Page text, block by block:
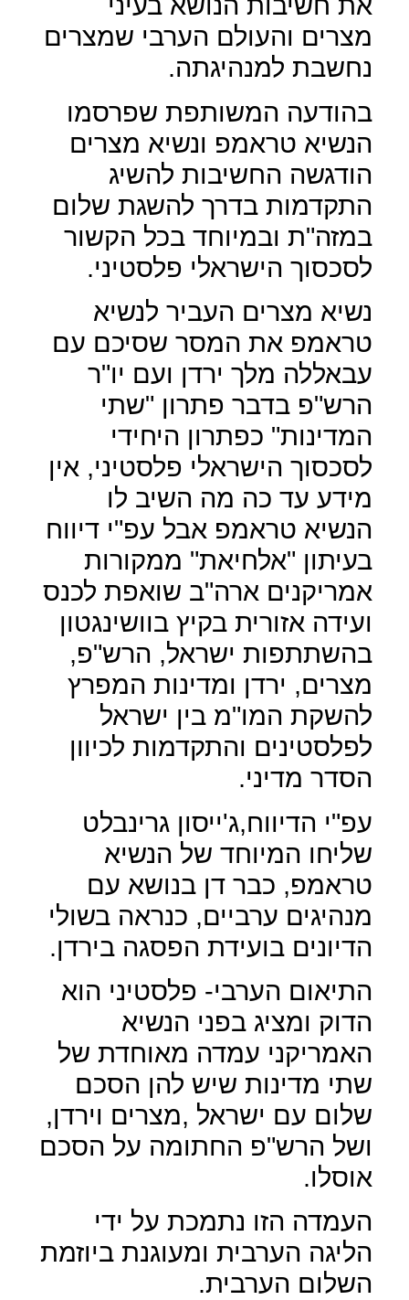
מצרים והעולם הערבי שמצרים
נחשבת למנהיגתה.
בהודעה המשותפת שפרסמו
הנשיא טראמפ ונשיא מצרים
הודגשה החשיבות להשיג
התקדמות בדרך להשגת שלום
במזה"ת ובמיוחד בכל הקשור
לסכסוך הישראלי פלסטיני.
נשיא מצרים העביר לנשיא
טראמפ את המסר שסיכם עם
עבאללה מלך ירדן ועם יו"ר
הרש"פ בדבר פתרון "שתי
המדינות" כפתרון היחידי
לסכסוך הישראלי פלסטיני, אין
מידע עד כה מה השיב לו
הנשיא טראמפ אבל עפ"י דיווח
בעיתון "אלחיאת" ממקורות
אמריקנים ארה"ב שואפת לכנס
ועידה אזורית בקיץ בוושינגטון
בהשתתפות ישראל, הרש"פ,
מצרים, ירדן ומדינות המפרץ
להשקת המו"מ בין ישראל
לפלסטינים והתקדמות לכיוון
הסדר מדיני.
עפ"י הדיווח,ג'ייסון גרינבלט
שליחו המיוחד של הנשיא
טראמפ, כבר דן בנושא עם
מנהיגים ערביים, כנראה בשולי
הדיונים בועידת הפסגה בירדן.
התיאום הערבי- פלסטיני הוא
הדוק ומציג בפני הנשיא
האמריקני עמדה מאוחדת של
שתי מדינות שיש להן הסכם
שלום עם ישראל ,מצרים וירדן,
ושל הרש"פ החתומה על הסכם
אוסלו.
העמדה הזו נתמכת על ידי
הליגה הערבית ומעוגנת ביוזמת
השלום הערבית.